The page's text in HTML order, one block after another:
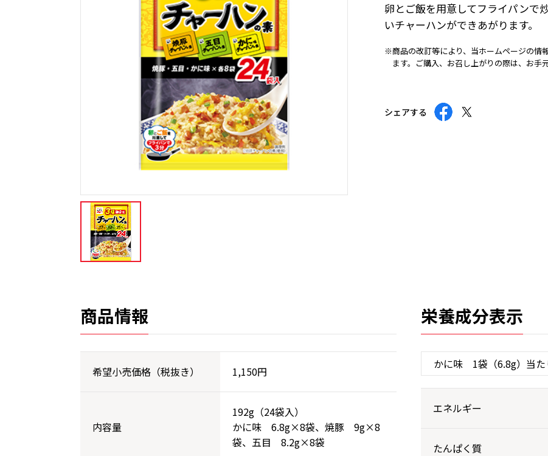
卵とご飯を用意してフライパンで
いチャーハンができあがります。
※商品の改訂等により、当ホームページの情
ます。ご購入、お召し上がりの際は、お手
シェアする
商品情報
希望小売価格（税抜き） 1,150円
内容量
192g（24袋入）
かに味 6.8g×8袋、焼豚 9g×8
袋、五目 8.2g×8袋
栄養成分表示
エネルギー
たんぱく質